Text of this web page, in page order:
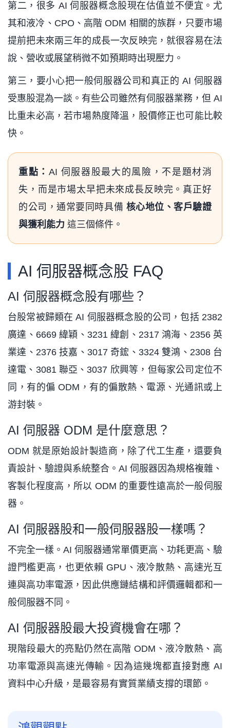
第二，很多 AI 伺服器概念股現在估值並不便宜。尤
其和液冷、CPO、高階 ODM 相關的族群，只要市場
提前把未來兩三年的成長一次反映完，就很容易在法
說、營收或展望稍微不如預期時出現壓力。
第三，要小心把一般伺服器公司和真正的 AI 伺服器
受惠股混為一談。有些公司雖然有伺服器業務，但 AI
比重未必高，若市場熱度降溫，股價修正也可能比較
快。
重點： AI 伺服器股最大的風險，不是題材消
失，而是市場太早把未來成長反映完。真正好
的公司，通常要同時具備 核心地位、客戶驗證
與獲利能力 這三個條件。
AI 伺服器概念股 FAQ
AI 伺服器概念股有哪些？
台股常被歸類在 AI 伺服器概念股的公司，包括 2382
廣達、6669 緯穎、3231 緯創、2317 鴻海、2356 英
業達、2376 技嘉、3017 奇鋐、3324 雙鴻、2308 台
達電、3081 聯亞、3037 欣興等，但每家公司定位不
同，有的偏 ODM，有的偏散熱、電源、光通訊或上
游封裝。
AI 伺服器 ODM 是什麼意思？
ODM 就是原始設計製造商，除了代工生產，還要負
責設計、驗證與系統整合。AI 伺服器因為規格複雜、
客製化程度高，所以 ODM 的重要性遠高於一般伺服
器。
AI 伺服器股和一般伺服器股一樣嗎？
不完全一樣。AI 伺服器通常單價更高、功耗更高、驗
證門檻更高，也更依賴 GPU、液冷散熱、高速光互
連與高功率電源，因此供應鏈結構和評價邏輯都和一
般伺服器不同。
AI 伺服器股最大投資機會在哪？
現階段最大的亮點仍然在高階 ODM、液冷散熱、高
功率電源與高速光傳輸。因為這幾塊都直接對應 AI
資料中心升級，是最容易有實質業績支撐的環節。